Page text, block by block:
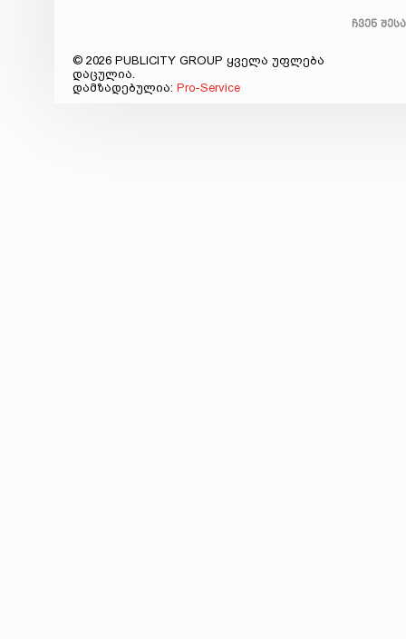
ჩვენ
© 2026 PUBLICITY GROUP ყველა უფლება
დაცულია.
დამზადებულია: Pro-Service